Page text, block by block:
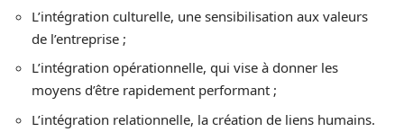
L’intégration culturelle, une sensibilisation aux valeurs
de l’entreprise ;
L’intégration opérationnelle, qui vise à donner les
moyens d’être rapidement performant ;
L’intégration relationnelle, la création de liens humains.